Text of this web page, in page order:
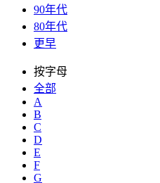
90年代
80年代
更早
按字母
全部
A
B
C
D
E
F
G